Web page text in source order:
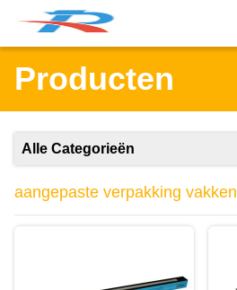
Producten
Alle Categorieën
aangepaste verpakking vakken